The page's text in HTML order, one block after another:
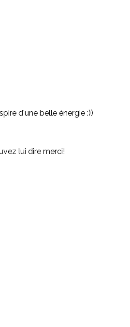
d'une belle énergie :))
lui dire merci!